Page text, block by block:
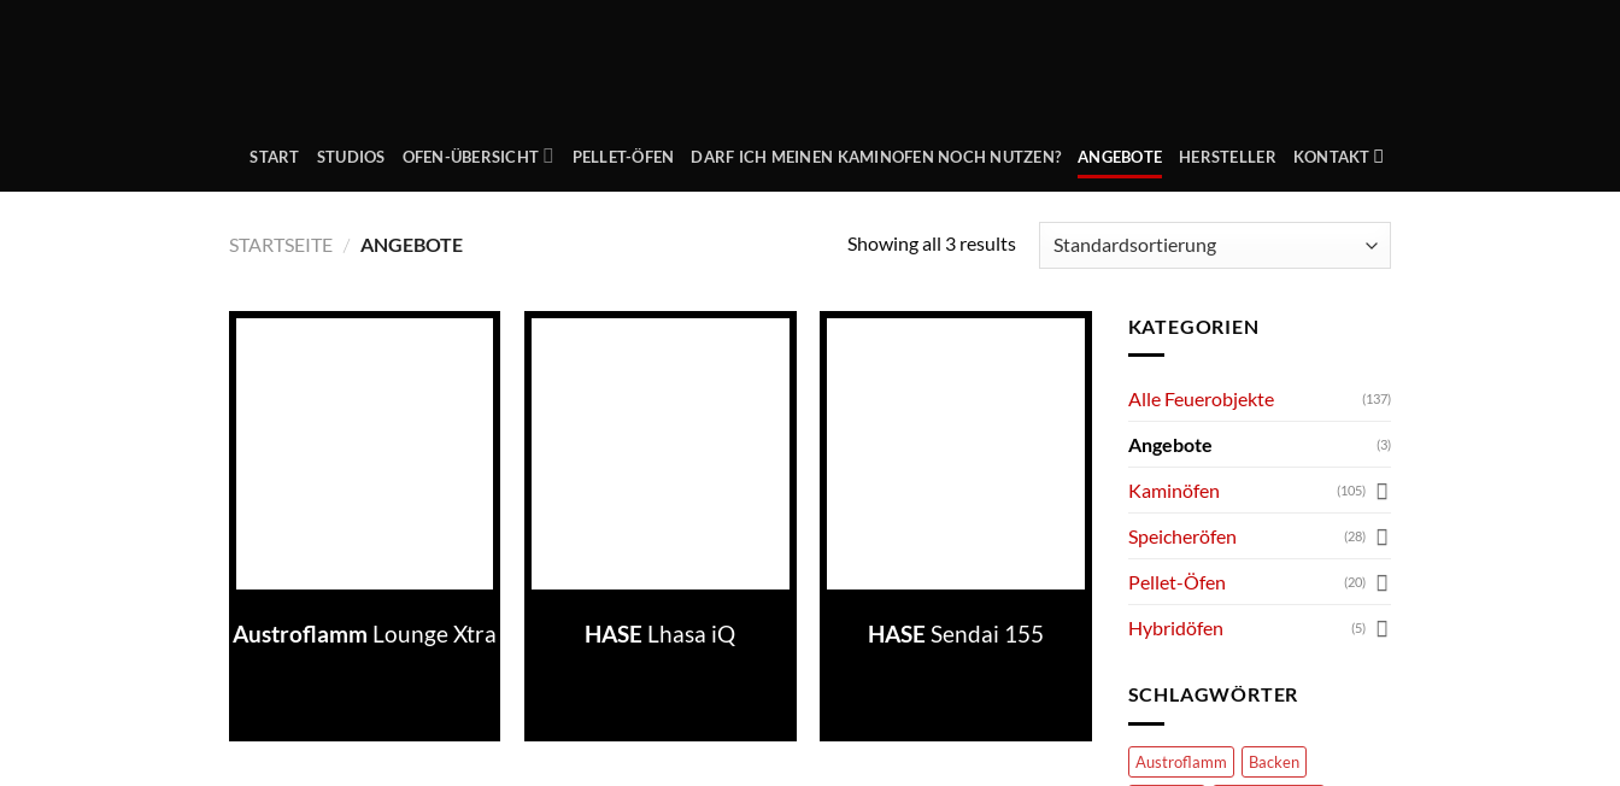
START STUDIOS OFEN-ÜBERSICHT PELLET-ÖFEN DARF ICH MEINEN KAMINOFEN NOCH NUTZEN? ANGEBOTE HERSTELLER KONTAKT
STARTSEITE / ANGEBOTE Showing all 3 results
Austroflamm Lounge Xtra HASE Lhasa iQ HASE Sendai 155
KATEGORIEN
Alle Feuerobjekte (137)
Angebote (3)
Kaminöfen (105)
Speicheröfen (28)
Pellet-Öfen (20)
Hybridöfen (5)
SCHLAGWÖRTER
Austroflamm
Backen